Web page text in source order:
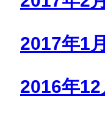
2017年1月
2016年12